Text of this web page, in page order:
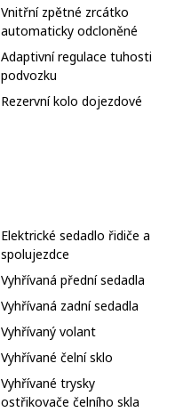
Vnitřní zpětné zrcátko
automaticky odcloněné
Adaptivní regulace tuhosti
podvozku
Rezervní kolo dojezdové
Elektrické sedadlo řidiče a
spolujezdce
Vyhřívaná přední sedadla
Vyhřívaná zadní sedadla
Vyhřívaný volant
Vyhřívané čelní sklo
Vyhřívané trysky
ostřikovače čelního skla